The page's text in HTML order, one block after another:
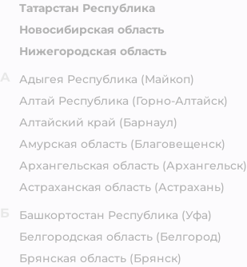
Татарстан Республика
Новосибирская область
Нижегородская область
Адыгея Республика (Майкоп)
Алтай Республика (Горно-Алтайск)
Алтайский край (Барнаул)
Амурская область (Благовещенск)
Архангельская область (Архангельск)
Астраханская область (Астрахань)
Башкортостан Республика (Уфа)
Белгородская область (Белгород)
Брянская область (Брянск)